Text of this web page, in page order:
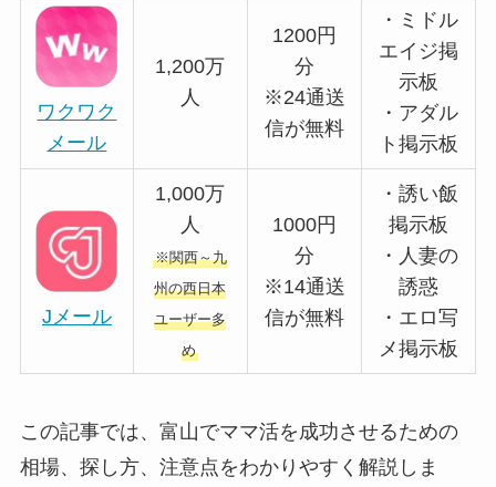
ワクワク
メール
1,200万
人
1200円
分
※24通送
信が無料
・ミドル
エイジ掲
示板
・アダル
ト掲示板
Jメール
1,000万
人
※関西～九
州の西日本
ユーザー多
め
1000円
分
※14通送
信が無料
・誘い飯
掲示板
・人妻の
誘惑
・エロ写
メ掲示板
この記事では、富山でママ活を成功させるための
相場、探し方、注意点をわかりやすく解説しま